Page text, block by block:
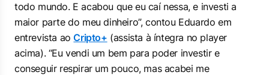
todo mundo. E acabou que eu caí nessa, e investi a
maior parte do meu dinheiro”, contou Eduardo em
entrevista aoCripto+ (assista à íntegra no player
acima). “Eu vendi um bem para poder investir e
conseguir respirar um pouco, mas acabei me